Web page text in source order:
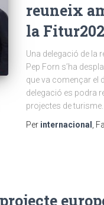
reuneix
la
Una delegació de la
Pep Forn s’ha
que va començar el
delegació es podra
projectes de
Per internacional , Fa